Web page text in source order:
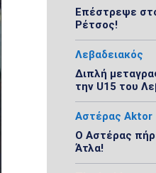
Επέστρεψε
Ρέτσος!
Λεβαδειακός
Διπλή
την U15 του
Αστέρας Aktor
Ο Αστέρας
Άτλα!